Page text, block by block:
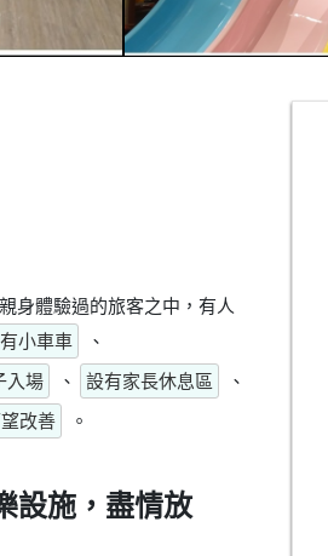
身體驗過的旅客之中，有人
小車車
、
入場 、 設有家長休息區
、
改善 。
設施，盡情放